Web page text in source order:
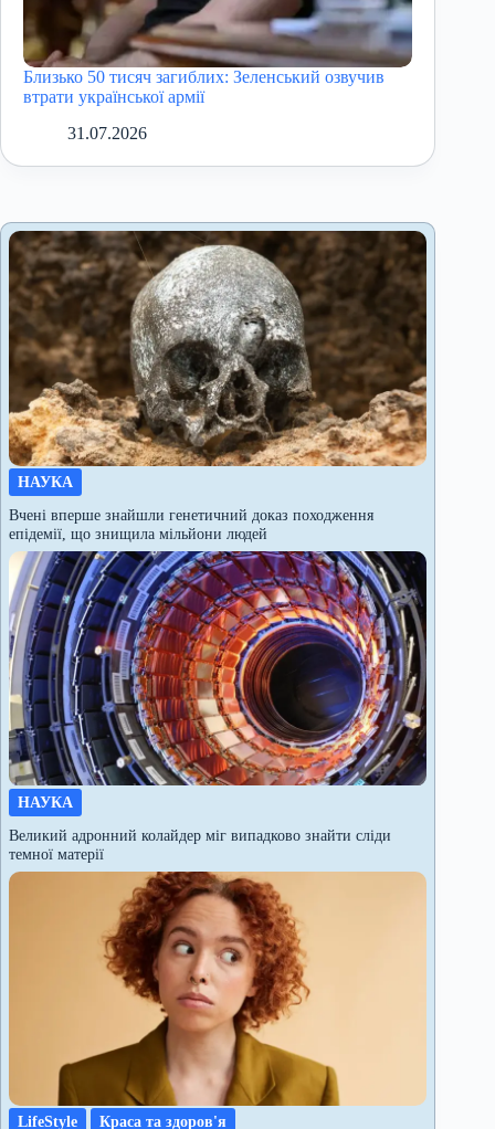
Близько 50 тисяч загиблих: Зеленський озвучив
втрати української армії
31.07.2026
НАУКА
Вчені вперше знайшли генетичний доказ походження
епідемії, що знищила мільйони людей
НАУКА
Великий адронний колайдер міг випадково знайти сліди
темної матерії
LifeStyle Краса та здоров'я